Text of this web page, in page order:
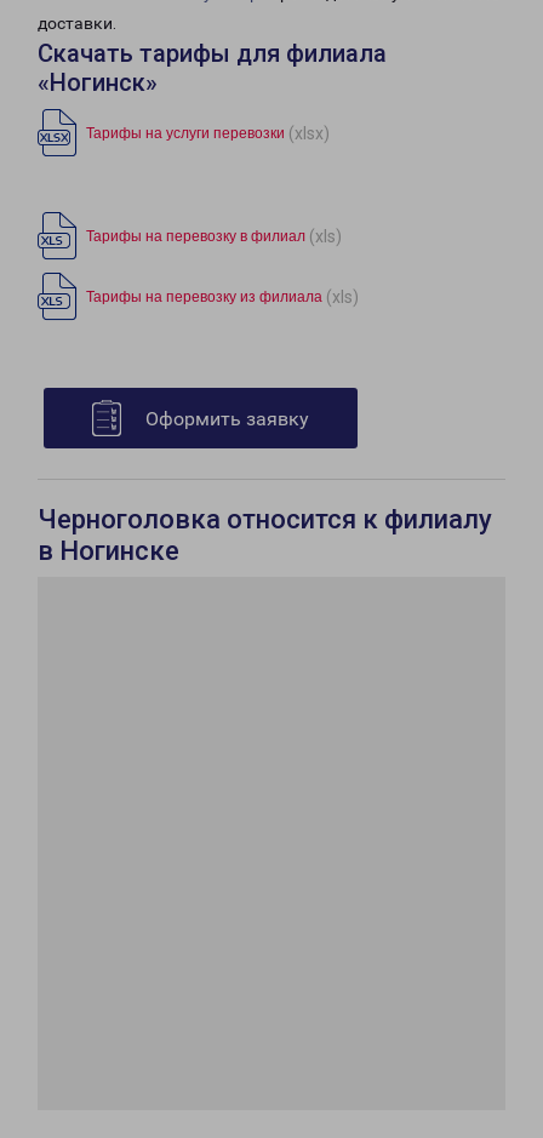
доставки.
Скачать тарифы для филиала
«Ногинск»
Тарифы на услуги перевозки (xlsx)
Тарифы на перевозку в филиал (xls)
Тарифы на перевозку из филиала (xls)
Оформить заявку
Черноголовка относится к филиалу
в Ногинске